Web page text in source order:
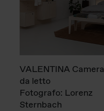
VALENTINA Camera
da letto
Fotografo: Lorenz
Sternbach